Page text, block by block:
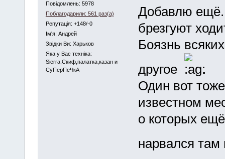
Повідомлень: 5978
Поблагодарили: 561 раз(а)
Репутація: +148/-0
Iм'я: Андрей
Звідки Ви: Харьков
Яка у Вас техніка:
Sierra,Скиф,палатка,казан и
СуПерПеЧкА
Добавлю ещё.
брезгуют
Боязнь
другое
.
Один вот
известном
о которых
нарвался